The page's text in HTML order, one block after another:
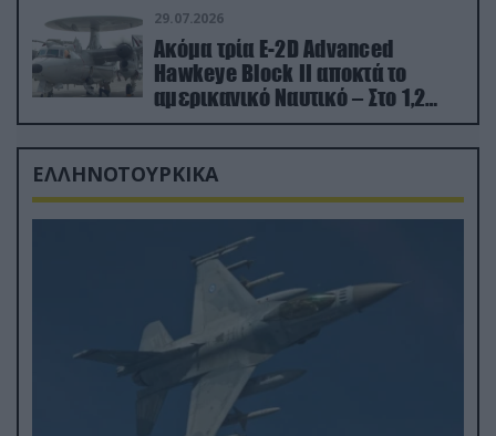
29.07.2026
Ακόμα τρία E-2D Advanced
Hawkeye Block II αποκτά το
αμερικανικό Ναυτικό – Στο 1,2
δισ.δολάρια το κόστος
ΕΛΛΗΝΟΤΟΥΡΚΙΚΑ